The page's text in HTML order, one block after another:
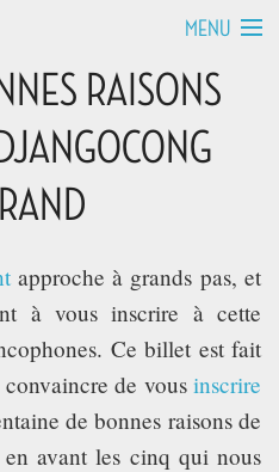
MENU
RAISONS
approche à grands pas, et
à vous inscrire à cette
Ce billet est fait
de vous inscrire
de bonnes raisons de
avant les cinq qui nous